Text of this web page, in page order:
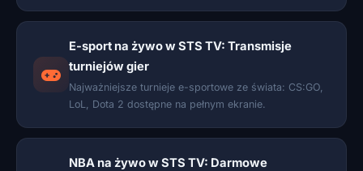
E-sport na żywo w STS TV: Transmisje
turniejów gier
Najważniejsze turnieje e-sportowe ze świata: CS:GO,
LoL, Dota 2 dostępne na pełnym ekranie.
NBA na żywo w STS TV: Darmowe